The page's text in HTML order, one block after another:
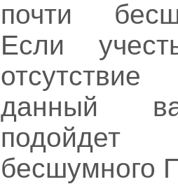
почти
Если
данный
бесшумного